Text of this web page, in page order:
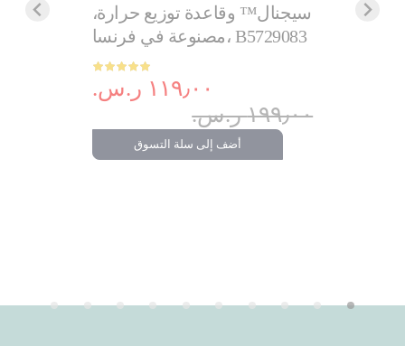
تدعم
سيجنال™ وقاعدة توزيع حرارة،
مصنوعة في فرنسا، B5729083
100%
١١٩٫٠٠ ر.س.‏
١٩٩٫٠٠ ر.س.‏
أضف إلى سلة التسوق